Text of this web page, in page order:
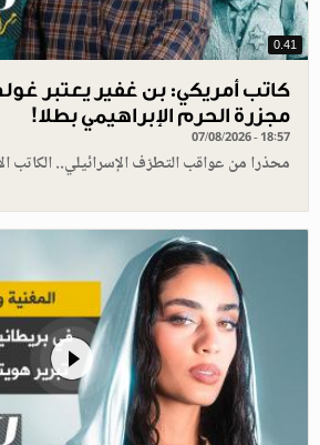
0.41
كاتب أمريكي: بن غفير يعتبر
مجزرة الحرم الإبراهيمي بطلا!
07/08/2026 - 18:57
محذرا من عواقب التطرّف الإسرائيلي.. الكاتب